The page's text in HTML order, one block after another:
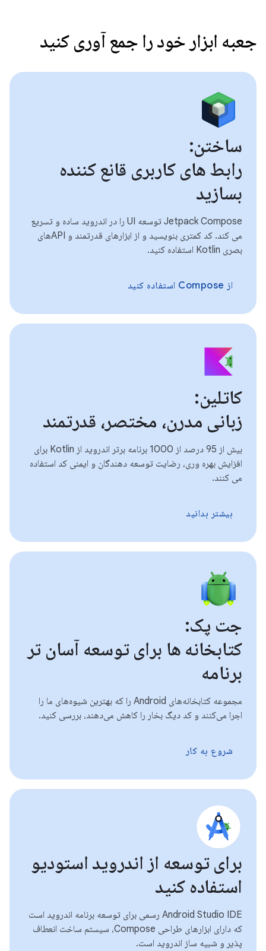
جعبه ابزار خود را جمع آوری کنید
ساختن:
رابط های کاربری قانع کننده
بسازید
Jetpack Compose توسعه UI را در اندروید ساده و تسریع
می کند. کد کمتری بنویسید و از ابزارهای قدرتمند و APIهای
بصری Kotlin استفاده کنید.
از Compose استفاده کنید
کاتلین:
زبانی مدرن، مختصر، قدرتمند
بیش از 95 درصد از 1000 برنامه برتر اندروید از Kotlin برای
افزایش بهره وری، رضایت توسعه دهندگان و ایمنی کد استفاده
می کنند.
بیشتر بدانید
جت پک:
کتابخانه ها برای توسعه آسان تر
برنامه
مجموعه کتابخانه‌های Android را که بهترین شیوه‌های ما را
اجرا می‌کنند و کد دیگ بخار را کاهش می‌دهند، بررسی کنید.
شروع به کار
برای توسعه از اندروید استودیو
استفاده کنید
Android Studio IDE رسمی برای توسعه برنامه اندروید است
که دارای ابزارهای طراحی Compose، سیستم ساخت انعطاف
پذیر و شبیه ساز اندروید است.